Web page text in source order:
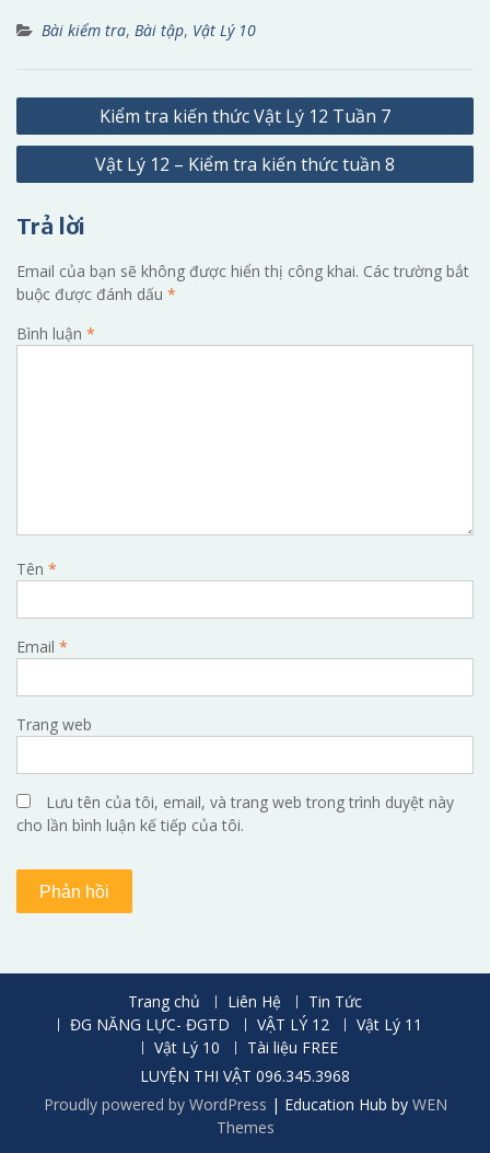
Bài kiểm tra, Bài tập, Vật Lý 10
Điều
hướng
Kiểm tra kiến thức Vật Lý 12 Tuần 7
Vật Lý 12 – Kiểm tra kiến thức tuần 8
Trả lời
Email của bạn sẽ không được hiển thị công khai. Các trường bắt
buộc được đánh dấu *
Bình luận *
Tên *
Email *
Trang web
Lưu tên của tôi, email, và trang web trong trình duyệt này
cho lần bình luận kế tiếp của tôi.
Trang chủ Liên Hệ
Tin Tức
ĐG NĂNG LỰC- ĐGTD
VẬT LÝ 12
Vật Lý 11
Vật Lý 10
Tài liệu FREE
LUYỆN THI VẬT 096.345.3968
Proudly powered by WordPress | Education Hub by WEN
Themes